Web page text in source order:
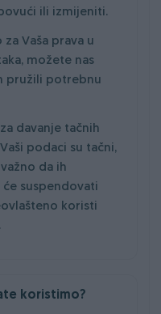
ili izmijeniti.
Vaša prava u
možete nas
pružili potrebnu
davanje tačnih
podaci su tačni,
da ih
će suspendovati
koristi
koristimo?